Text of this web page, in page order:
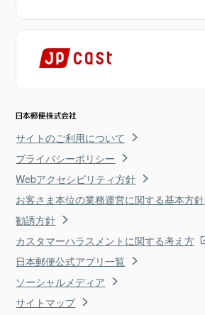
サイトのご利用について
プライバシーポリシー
Webアクセシビリティ方針
お客さま本位の業務運営に関する基本方針
勧誘方針
カスタマーハラスメントに関する考え方
日本郵便公式アプリ一覧
ソーシャルメディア
サイトマップ